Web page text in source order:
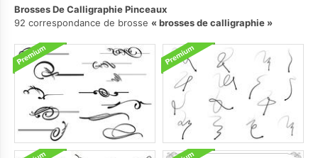
Brosses De Calligraphie Pinceaux
92 correspondance de brosse
brosses de calligraphie